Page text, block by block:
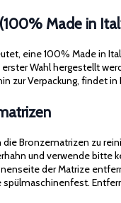
Made in
eine 100% Made in
Wahl hergestellt
zur Verpackung, findet
Bronzematrizen zu
und verwende
der Matrize